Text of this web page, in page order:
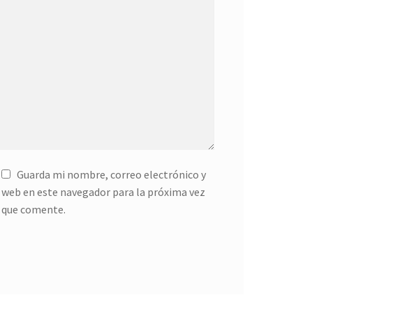
Guarda mi nombre, correo electrónico y
web en este navegador para la próxima vez
que comente.